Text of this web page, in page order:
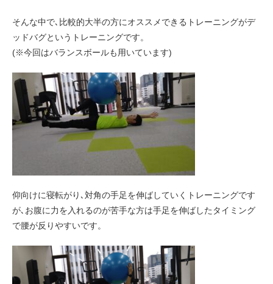
そんな中で､比較的大半の方にオススメできるトレーニングがデ
ッドバグというトレーニングです。
(※今回はバランスボールも用いています)
仰向けに寝転がり､対角の手足を伸ばしていくトレーニングです
が､お腹に力を入れるのが苦手な方は手足を伸ばしたタイミング
で腰が反りやすいです。